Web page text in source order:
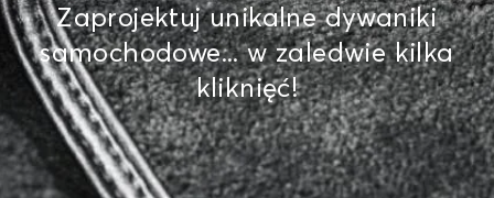
Zaprojektuj unikalne dywaniki
samochodowe... w zaledwie kilka
kliknięć!